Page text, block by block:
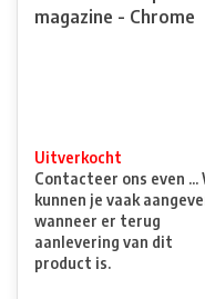
magazine - Chrome
Uitverkocht
Contacteer ons even ...
kunnen je vaak
wanneer er terug
aanlevering van dit
product is.